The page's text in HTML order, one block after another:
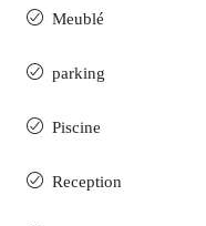
Meublé
parking
Piscine
Reception